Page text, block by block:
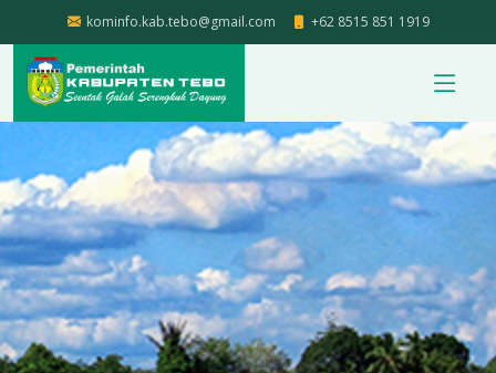
kominfo.kab.tebo@gmail.com +62 8515 851 1919